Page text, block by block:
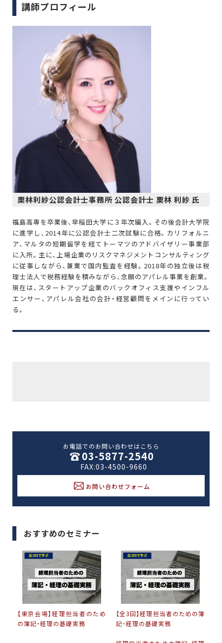
講師プロフィール
栗林利紗公認会計士事務所 公認会計士 栗林 利紗 氏
福島高専を卒業後、早稲田大学に３年次編入。その後会計大学院
に進学し、2014年に公認会計士二次試験に合格。カリフォルニ
ア、マルタの短期留学を経てトーマツのアドバイザリー事業部
に入所。主に、上場企業のリスクマネジメントコンサルティング
に従事しながら、兼業で国内監査を経験。2018年の独立後は税
理士法人で税務経験を積みながら、念願のアパレル事業を創業。
現在は、スタートアップ企業のバックオフィス支援やインフル
エンサー、アパレル会社の会計・経営顧問をメインに行ってい
る。
お電話でのお問い合わせはこちら
03-5877-2540
FAX:03-4500-9660
お問い合わせフォーム
おすすめのセミナー
【東京会場】経理担当者のため
の簿記・経理の基礎実務
【全3回】経理担当者のための簿
記・経理の基礎実務